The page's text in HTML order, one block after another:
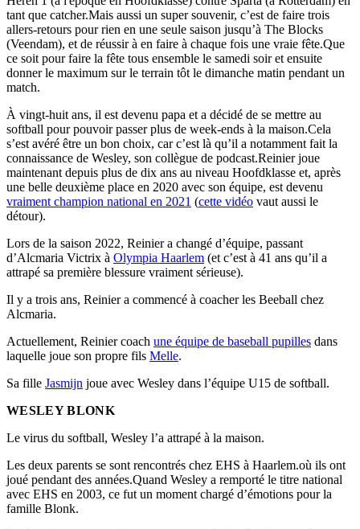
tant que catcher.Mais aussi un super souvenir, c’est de faire trois
allers-retours pour rien en une seule saison jusqu’à The Blocks
(Veendam), et de réussir à en faire à chaque fois une vraie fête.Que
ce soit pour faire la fête tous ensemble le samedi soir et ensuite
donner le maximum sur le terrain tôt le dimanche matin pendant un
match.
À vingt-huit ans, il est devenu papa et a décidé de se mettre au
softball pour pouvoir passer plus de week-ends à la maison.Cela
s’est avéré être un bon choix, car c’est là qu’il a notamment fait la
connaissance de Wesley, son collègue de podcast.Reinier joue
maintenant depuis plus de dix ans au niveau Hoofdklasse et, après
une belle deuxième place en 2020 avec son équipe, est devenu
vraiment champion national en 2021 (cette vidéo vaut aussi le
détour).
Lors de la saison 2022, Reinier a changé d’équipe, passant
d’Alcmaria Victrix à Olympia Haarlem (et c’est à 41 ans qu’il a
attrapé sa première blessure vraiment sérieuse).
Il y a trois ans, Reinier a commencé à coacher les Beeball chez
Alcmaria.
Actuellement, Reinier coach une équipe de baseball pupilles dans
laquelle joue son propre fils Melle.
Sa fille Jasmijn joue avec Wesley dans l’équipe U15 de softball.
WESLEY BLONK
Le virus du softball, Wesley l’a attrapé à la maison.
Les deux parents se sont rencontrés chez EHS à Haarlem.où ils ont
joué pendant des années.Quand Wesley a remporté le titre national
avec EHS en 2003, ce fut un moment chargé d’émotions pour la
famille Blonk.